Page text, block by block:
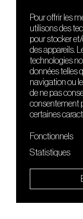
DÉCOUVRIR
Le lieu
Contact
Presse
Cours de DJing
TMLAB
Le Sucre fait
Quartier
Pour offrir les
utilisons des
pour stocker
des appareils.
technologies
données telles
navigation ou
de ne pas
consentement
certaines
Fonctionnels
Statistiques